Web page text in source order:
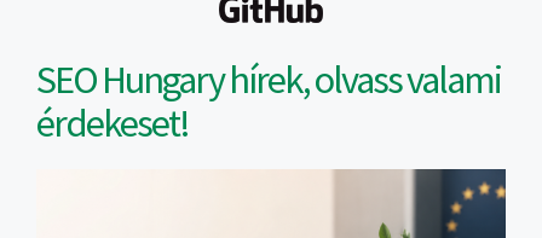
SEO Hungary hírek, olvass valami
érdekeset!